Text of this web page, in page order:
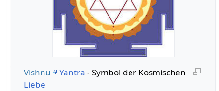
Vishnu Yantra - Symbol der Kosmischen
Liebe